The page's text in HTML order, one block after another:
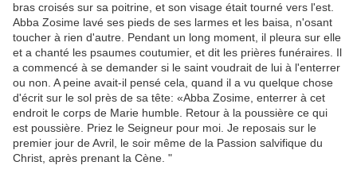
bras croisés sur sa poitrine et son visage était tourné vers l'est
Abba Zosime lavé ses pieds de ses larmes et les baisa , n'osant
toucher à rien d'autre. Pendant un long moment , il pleura sur elle
et a chanté les psaumes coutumier, et dit les prières funéraires Il
a commencé à se demander si le saint voudrait de lui à l'enterrer
ou non A peine avait-il pensé cela, quand il a vu quelque chose
d'écrit sur ​​le sol près de sa tête: «Abba Zosime enterrer à cet
endroit le corps de Marie humble Retour à la poussière ce qui
est poussière Priez le Seigneur pour moi Je reposais sur le
premier jour deAvril le soir même de la Passion salvifique du
Christ après prenant la Cène "